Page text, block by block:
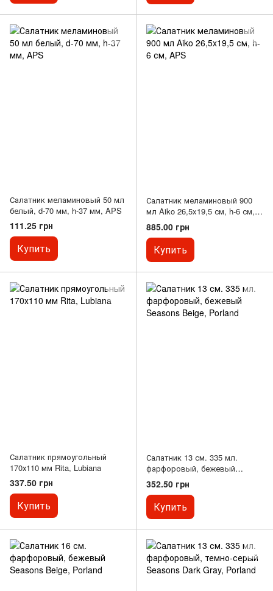
Салатник меламиновый 50 мл
белый, d-70 мм, h-37 мм, APS
111.25 грн
Купить
Салатник меламиновый 900
мл Aiko 26,5x19,5 см, h-6 см,
APS
885.00 грн
Купить
Салатник прямоугольный
170х110 мм Rita, Lubiana
337.50 грн
Купить
Салатник 13 см. 335 мл.
фарфоровый, бежевый
Seasons Beige, Porland
352.50 грн
Купить